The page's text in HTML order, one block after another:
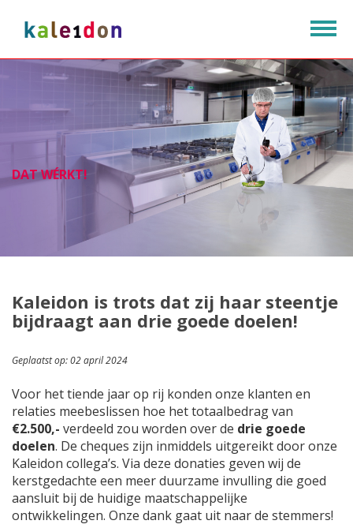
CONTROLE OP KWALITEIT
DAT WÉRKT!
DE BESTE CATERING IN HUIS
DAT WÉRKT!
Kaleidon is trots dat zij haar steentje
bijdraagt aan drie goede doelen!
Geplaatst op: 02 april 2024
Voor het tiende jaar op rij konden onze klanten en
relaties meebeslissen hoe het totaalbedrag van
€2.500,- verdeeld zou worden over de drie goede
doelen. De cheques zijn inmiddels uitgereikt door onze
Kaleidon collega’s. Via deze donaties geven wij de
kerstgedachte een meer duurzame invulling die goed
aansluit bij de huidige maatschappelijke
ontwikkelingen. Onze dank gaat uit naar de stemmers!